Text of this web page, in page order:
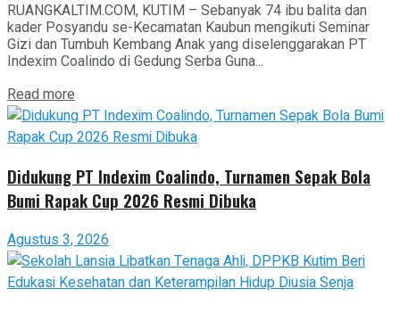
RUANGKALTIM.COM, KUTIM – Sebanyak 74 ibu balita dan
kader Posyandu se-Kecamatan Kaubun mengikuti Seminar
Gizi dan Tumbuh Kembang Anak yang diselenggarakan PT
Indexim Coalindo di Gedung Serba Guna...
Read more
Didukung PT Indexim Coalindo, Turnamen Sepak Bola
Bumi Rapak Cup 2026 Resmi Dibuka
Agustus 3, 2026